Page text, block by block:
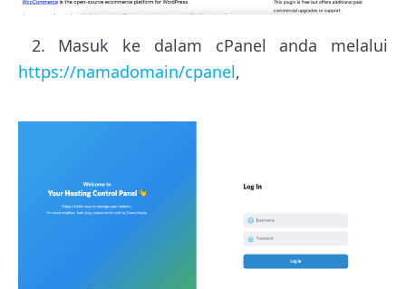
2. Masuk ke dalam cPanel anda melalui
https://namadomain/cpanel,